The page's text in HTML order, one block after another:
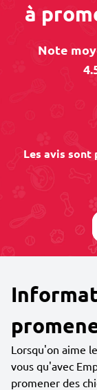
à
Note
Les avis sont
Lorsqu'on aime
vous qu'avec
promener des